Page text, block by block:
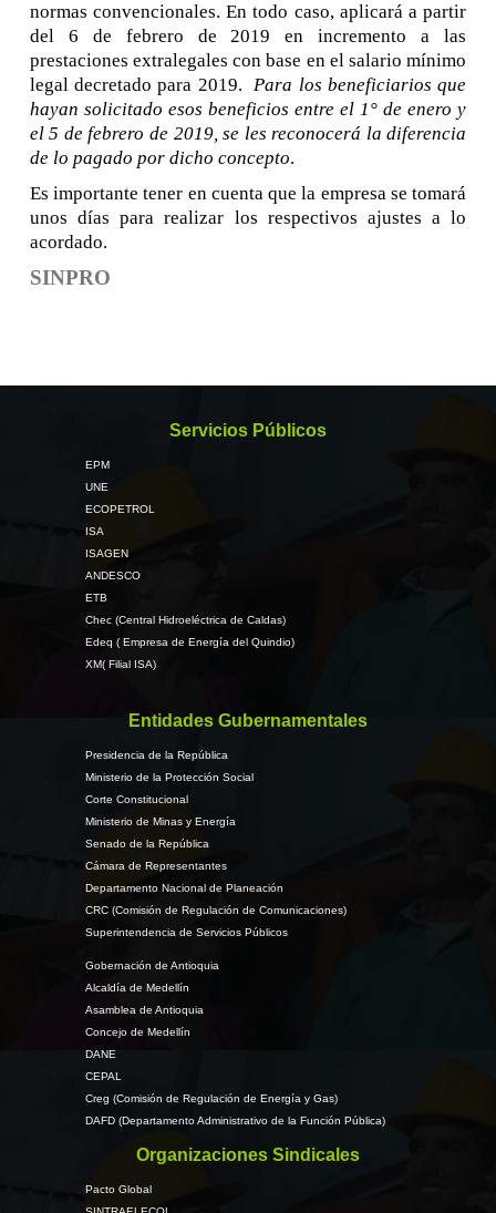
normas convencionales. En todo caso, aplicará a partir
del 6 de febrero de 2019 en incremento a las
prestaciones extralegales con base en el salario mínimo
legal decretado para 2019.Para los beneficiarios que
hayan solicitado esos beneficios entre el 1° de enero y
el 5 de febrero de 2019, se les reconocerá la diferencia
de lo pagado por dicho concepto.
Es importante tener en cuenta que la empresa se tomará
unos días para realizar los respectivos ajustes a lo
acordado.
SINPRO
Servicios Públicos
EPM
UNE
ECOPETROL
ISA
ISAGEN
ANDESCO
ETB
Chec (Central Hidroeléctrica de Caldas)
Edeq ( Empresa de Energía del Quindio)
XM( Filial ISA)
Entidades Gubernamentales
Presidencia de la República
Ministerio de la Protección Social
Corte Constitucional
Ministerio de Minas y Energía
Senado de la República
Cámara de Representantes
Departamento Nacional de Planeación
CRC (Comisión de Regulación de Comunicaciones)
Superintendencia de Servicios Públicos
Gobernación de Antioquia
Alcaldía de Medellín
Asamblea de Antioquia
Concejo de Medellín
DANE
CEPAL
Creg (Comisión de Regulación de Energía y Gas)
DAFD (Departamento Administrativo de la Función Pública)
Organizaciones Sindicales
Pacto Global